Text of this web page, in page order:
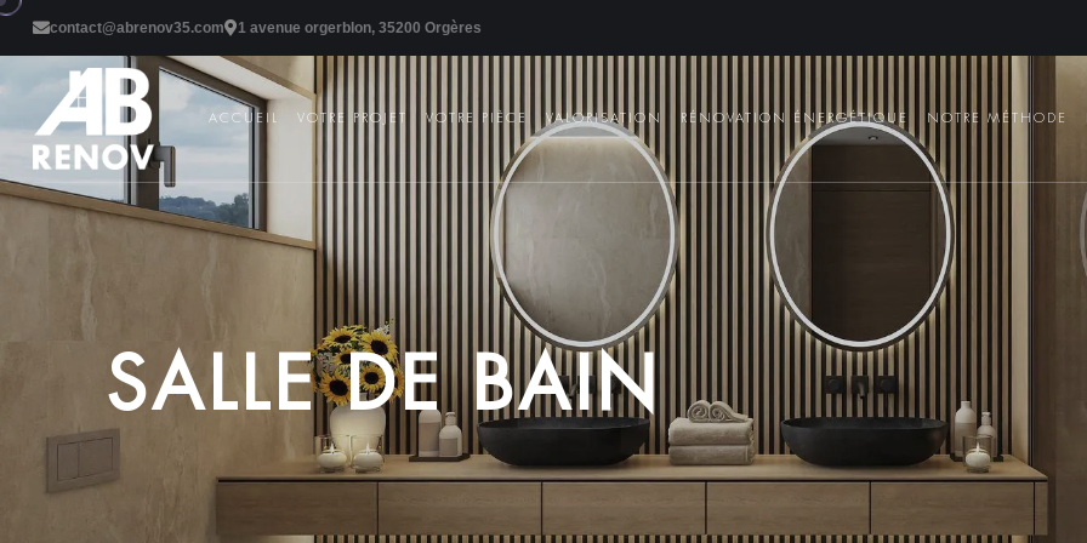
contact@abrenov35.com 1 avenue orgerblon, 35200 Orgères
ACCUEIL VOTRE PROJET VOTRE PIÈCE VALORISATION RÉNOVATION ÉNERGÉTIQUE NOTRE MÉTHODE
SALLE DE BAIN